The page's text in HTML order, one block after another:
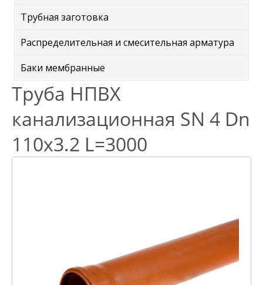
Трубная заготовка
Распределительная и смесительная арматура
Баки мембранные
Труба НПВХ
канализационная SN 4 Dn
110x3.2 L=3000